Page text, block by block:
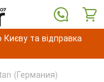
та відправка
(Германия)